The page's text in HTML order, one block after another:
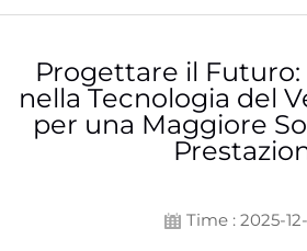
Progettare il Futuro:
nella Tecnologia del
per una Maggiore
Time : 2025-